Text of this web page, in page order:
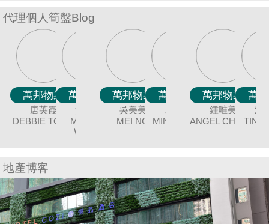
於
我
們
代理個人筍盤Blog
萬邦物業
聶美玲
MAY NIP
萬邦物業
廖細鳳
SISI LIAO
萬邦物業
冼嘉臻
BORIS SIN
萬邦物業
唐英霞
DEBBIE TONG
萬邦物業
黃美英
MAGGIE
萬邦物業
余志雄
JIMMY YU
萬邦物業
顏志鴻
DAVID NGAN
萬邦物業
蔡秀晶
CRYSTAL
萬邦物業
吳美美
MEI NG
萬邦物業
袁月明
MING YUAN
萬邦物業
陳蘭貞
COCO CHAN
萬邦物業
連愛玲
ELIZA LIN
萬邦物業
謝愛珍
JUNE TSE
萬邦物業
童麗珍
JOEY TONG
萬邦物業
BILLY LAU
萬邦物業
伍志達
TAT NG
萬邦物業
鍾唯美
ANGEL CHUNG
萬邦物業
潘笑霞
TINA POON
地產博客